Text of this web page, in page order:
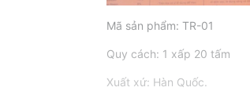
Mã sản phẩm: TR-01
Quy cách: 1 xấp 20 tấm
Xuất xứ: Hàn Quốc.